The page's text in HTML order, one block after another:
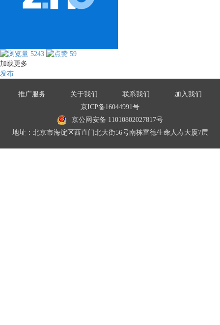
5243
59
加载更多
发布
推广服务 关于我们 联系我们
加入我们
京ICP备16044991号
京公网安备 11010802027817号
地址：北京市海淀区西直门北大街56号南栋富德生命人寿大厦7层